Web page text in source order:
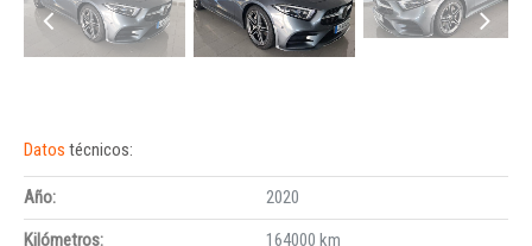
Datos técnicos:
Año:
2020
Kilómetros:
164000 km